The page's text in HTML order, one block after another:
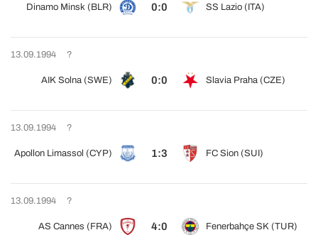
Dinamo Minsk (BLR) 0:0 SS Lazio (ITA)
13.09.1994 ?
AIK Solna (SWE) 0:0 Slavia Praha (CZE)
13.09.1994 ?
Apollon Limassol (CYP) 1:3 FC Sion (SUI)
13.09.1994 ?
AS Cannes (FRA) 4:0 Fenerbahçe SK (TUR)